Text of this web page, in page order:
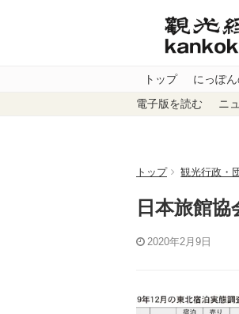
トップ にっぽ
電子版を読む ニ
トップ 観光行政・
日本旅館
2020年2月9日